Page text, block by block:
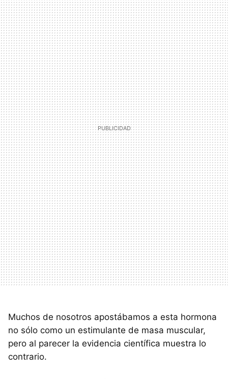
Muchos de nosotros apostábamos a esta hormona
no sólo como un estimulante de masa muscular,
pero al parecer la evidencia científica muestra lo
contrario.